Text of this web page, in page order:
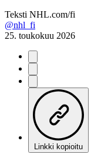
Teksti NHL.com/fi
@nhl_fi
25. toukokuu 2026
Linkki kopioitu